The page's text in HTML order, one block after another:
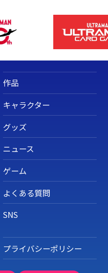
作品
キャラクター
グッズ
ニュース
ゲーム
よくある質問
SNS
プライバシーポリシー